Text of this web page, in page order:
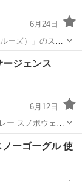
6月24日
ーズ）」のスノ
に入手困難な希
ジェンス
6月12日
ケット SRGNCE
BURTON
ーゴーグル 使